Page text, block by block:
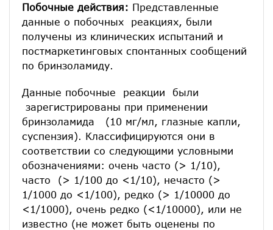
Побочные действия: Представленные
данные о побочных реакциях, были
получены из клинических испытаний и
постмаркетинговых спонтанных сообщений
по бринзоламиду.
Данные побочные реакции были
зарегистрированы при применении
бринзоламида (10 мг/мл, глазные капли,
суспензия). Классифицируются они в
соответствии со следующими условными
обозначениями: очень часто (> 1/10),
часто (> 1/100 до <1/10), нечасто (>
1/1000 до <1/100), редко (> 1/10000 до
<1/1000), очень редко (<1/10000), или не
известно (не может быть оценены по